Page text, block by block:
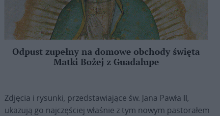
Odpust zupełny na domowe obchody święta
Matki Bożej z Guadalupe
Zdjęcia i rysunki, przedstawiające św. Jana Pawła II,
ukazują go najczęściej właśnie z tym nowym pastorałem